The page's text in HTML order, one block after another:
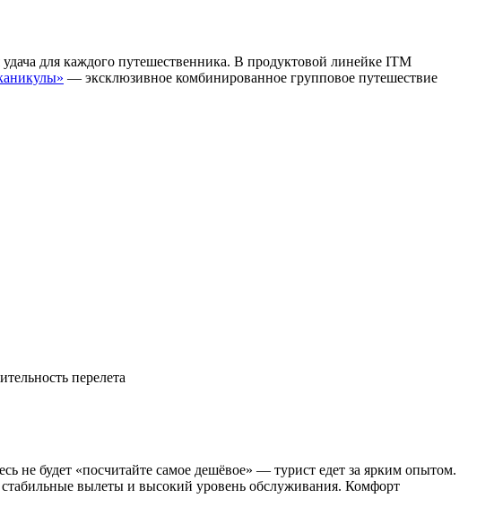
для каждого путешественника. В продуктовой линейке ITM
— эксклюзивное комбинированное групповое путешествие
перелета
не будет «посчитайте самое дешёвое» — турист едет за ярким опытом.
вылеты и высокий уровень обслуживания. Комфорт